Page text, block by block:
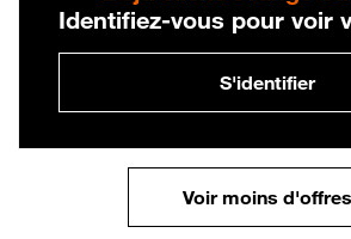
Identifiez-vous pour voir
S'identifier
Voir moins d'offres